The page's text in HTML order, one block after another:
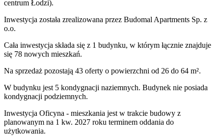
centrum Łodzi).
Inwestycja została zrealizowana przez Budomal Apartments Sp. z
o.o.
Cała inwestycja składa się z 1 budynku, w którym łącznie znajduje
się 78 nowych mieszkań.
Na sprzedaż pozostają 43 oferty o powierzchni od 26 do 64 m².
W budynku jest 5 kondygnacji naziemnych. Budynek nie posiada
kondygnacji podziemnych.
Inwestycja Oficyna - mieszkania jest w trakcie budowy z
planowanym na 1 kw. 2027 roku terminem oddania do
użytkowania.